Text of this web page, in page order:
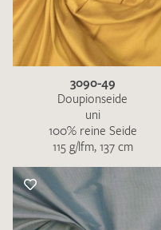
3090-49
Doupionseide
uni
100% reine Seide
115 g/lfm, 137 cm